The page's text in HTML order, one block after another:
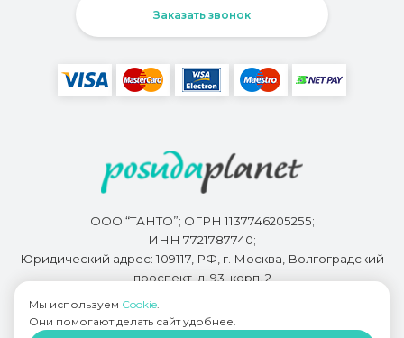
Заказать звонок
ООО “ТАНТО”; ОГРН 1137746205255;
ИНН 7721787740;
Юридический адрес: 109117, РФ, г. Москва, Волгоградский
проспект, д. 93, корп. 2
Разработкой сайта занимается
Мы используем Cookie.
Они помогают делать сайт удобнее.